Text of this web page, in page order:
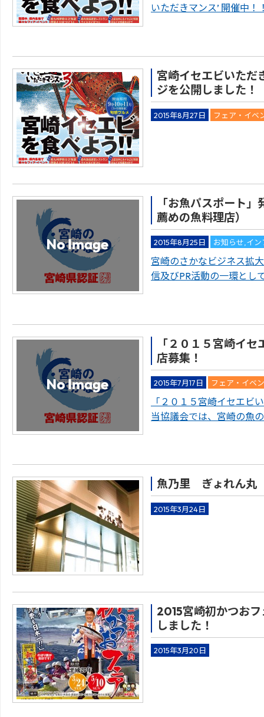
いただきマンス’ 開催中！
宮崎イセエビいただ
ジを公開しました！
2015年8月27日 フェア・イベ
「お魚パスポート
薦めの魚料理店）
2015年8月25日 お知らせ イン
宮崎のさかなビジネス拡
信及びPR活動の一環とし
「２０１５宮崎イ
店募集！
2015年7月17日 フェア・イベ
「２０１５宮崎イセエビ
当協議会では、宮崎の魚
魚乃里 ぎょれん丸
2015年3月24日
2015宮崎初かつお
しました！
2015年3月20日